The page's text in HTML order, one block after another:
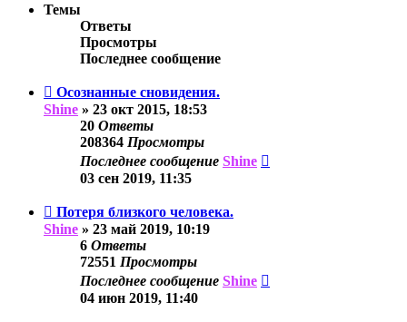
Темы
Ответы
Просмотры
Последнее сообщение
Осознанные сновидения.
Shine » 23 окт 2015, 18:53
20 Ответы
208364 Просмотры
Последнее сообщение Shine
03 сен 2019, 11:35
Потеря близкого человека.
Shine » 23 май 2019, 10:19
6 Ответы
72551 Просмотры
Последнее сообщение Shine
04 июн 2019, 11:40